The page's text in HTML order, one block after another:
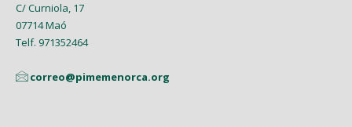
C/ Curniola, 17
07714 Maó
Telf. 971352464
correo@pimemenorca.org